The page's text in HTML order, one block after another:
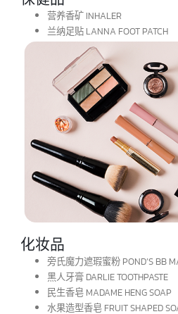
个人用品
纳菲护理产品 NARAYA
香薰竹条 DIFFUSE
保健品
营养香矿 INHALER
兰纳足贴 LANNA FOOT PATCH